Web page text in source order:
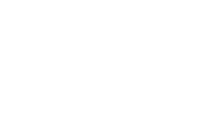
Online Beratung: Zeitsparend, bequem
Viele Autofahrende, denen eine Medizinisch-
Untersuchung (MPU) bevorsteht, stoßen bei ihrer
leider noch immer auf das Unwort „Idiotentest". Aber wie